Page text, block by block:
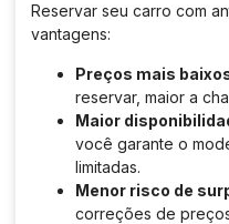
Reservar seu carro com
vantagens:
Preços mais
reservar, maior a
Maior
você garante o
limitadas.
Menor risco de
correções de